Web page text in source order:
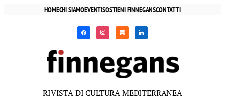
HOMECHI SIAMOEVENTISOSTIENI FINNEGANSCONTATTI
facebookinstagramsubstacklinkedin
RIVISTA DI CULTURA MEDITERRANEA